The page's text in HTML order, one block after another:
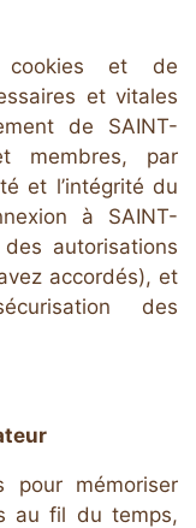
cookies et de
et vitales
de SAINT-
membres, par
et l’intégrité du
à SAINT-
autorisations
accordés), et
des
pour mémoriser
au fil du temps,